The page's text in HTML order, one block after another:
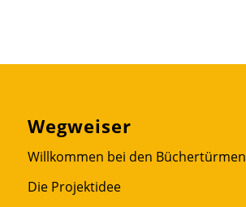
Wegweiser
Willkommen bei den Büchertürmen
Die Projektidee